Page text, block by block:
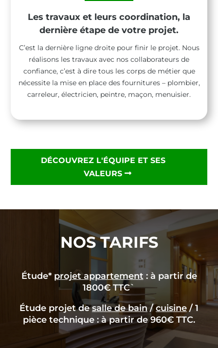
Les travaux et leurs coordination, la
dernière étape de votre projet.
C’est la dernière ligne droite pour finir le projet. Nous
réalisons les travaux avec nos collaborateurs de
confiance, c’est à dire tous les corps de métier que
nécessite la mise en place des fournitures – plombier,
carreleur, électricien, peintre, maçon, menuisier.
DÉCOUVREZ L'ÉQUIPE ET SES
VALEURS
NOS TARIFS
Étude* projet appartement : à partir de
1800€ TTC`
Étude projet desalle de bain /cuisine / 1
pièce technique : à partir de 960€ TTC.